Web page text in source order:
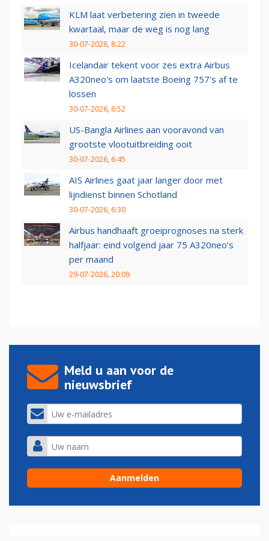
KLM laat verbetering zien in tweede
kwartaal, maar de weg is nog lang
30-07-2026, 8:22
Icelandair tekent voor zes extra Airbus
A320neo's om laatste Boeing 757's af te
lossen
30-07-2026, 6:52
US-Bangla Airlines aan vooravond van
grootste vlootuitbreiding ooit
30-07-2026, 6:45
AIS Airlines gaat jaar langer door met
lijndienst binnen Schotland
30-07-2026, 6:30
Airbus handhaaft groeiprognoses na sterk
halfjaar: eind volgend jaar 75 A320neo’s
per maand
29-07-2026, 20:09
Meld u aan voor de
nieuwsbrief